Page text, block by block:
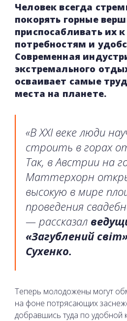
Человек всегда
покорять горные
приспосабливать их
потребностям и
Современная
экстремального
осваивает самые
места на планете.
«В XXI веке люди
строить в горах
Так, в Австрии на
Маттерхорн
высокую в мире
проведения
— рассказал
«Загублений
Сухенко.
Теперь молодожены могут
на фоне потрясающих
добравшись туда по удобной